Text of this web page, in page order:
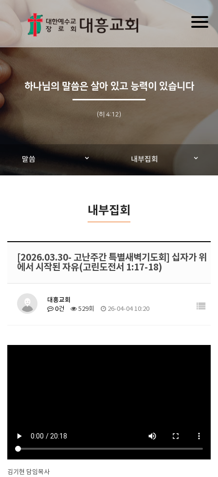
하나님의 말씀은 살아 있고 능력이 있습니다
(히 4:12)
말씀 내부집회
내부집회
[2026.03.30- 고난주간 특별새벽기도회] 십자가 위
에서 시작된 자유(고린도전서 1:17-18)
대흥교회
0건 529회 26-04-04 10:20
김기현 담임목사